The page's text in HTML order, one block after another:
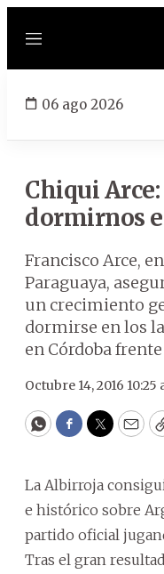
Menú
06 ago 2026
Chiqui
dormirnos
Francisco Arce,
Paraguaya,
un crecimiento
dormirse en los
en Córdoba
Octubre 14, 2016 10:25
WhatsApp
Facebook
Twitter
La Albirroja
e histórico sobre
partido oficial
Tras el gran